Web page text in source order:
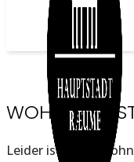
WOHNUNG
Leider ist diese